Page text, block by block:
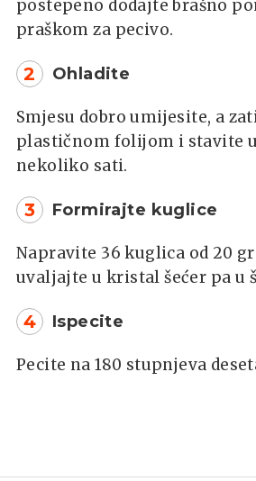
postepeno dodajte brašno
praškom za pecivo.
2 Ohladite
Smjesu dobro umijesite, a
plastičnom folijom i stavite
nekoliko sati.
3 Formirajte kuglice
Napravite 36 kuglica od 20
uvaljajte u kristal šećer pa u
4 Ispecite
Pecite na 180 stupnjeva